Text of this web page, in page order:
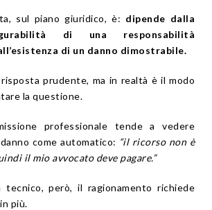
sul piano giuridico, è: dipende dalla
di una responsabilità
di un danno dimostrabile.
prudente, ma in realtà è il modo
la questione.
professionale tende a vedere
come automatico: “il ricorso non è
il mio avvocato deve pagare.”
però, il ragionamento richiede
più.